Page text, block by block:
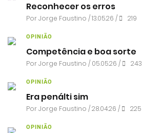
Reconhecer os erros
PorJorge Faustino / 13.05.26 / 219
OPINIÃO
Competência e boa sorte
PorJorge Faustino / 05.05.26 / 243
OPINIÃO
Era penálti sim
PorJorge Faustino / 28.04.26 / 225
OPINIÃO